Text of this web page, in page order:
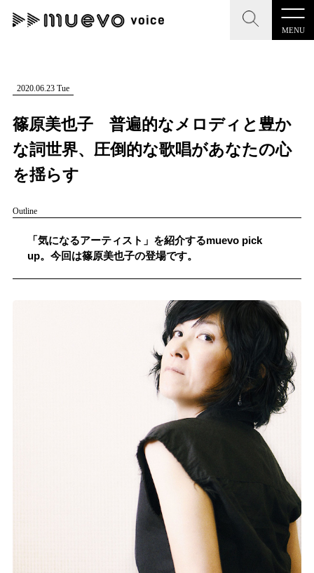
MENU
CLOSE
記事を検索する
#男性シンガー #HR/HM #女性シンガー
CLOSE
"読者の声を形にする”音楽特化メディア
MENU
記事一覧
プレスリリース一覧
muevoクラウドファンディング
2020.06.23 Tue
篠原美也子 普遍的なメロディと豊か
な詞世界、圧倒的な歌唱があなたの心
を揺らす
Outline
「気になるアーティスト」を紹介するmuevo pick
up。今回は篠原美也子の登場です。